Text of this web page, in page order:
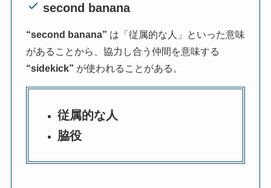
second banana
“second banana” は「従属的な人」といった意味
があることから、協力し合う仲間を意味する
“sidekick” が使われることがある。
従属的な人
脇役